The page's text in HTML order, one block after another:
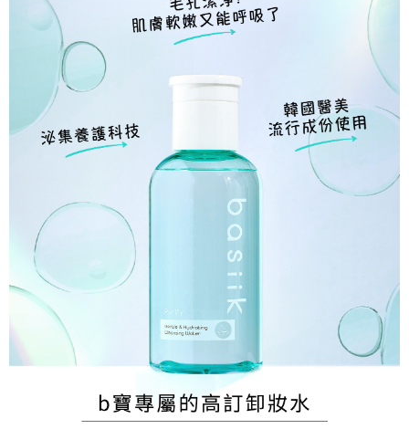
https://aftee.tw/terms/#terms3
３．未成年的使用者請事先徵得法定代理人或監護人之同意方可使用
「AFTEE先享後付」，若未經同意申辦者引起之損失，本公司不負相關責
４．使用「AFTEE先享後付」時，將依據個別帳號之用戶狀況，依本公司即
時審查核予不同之上限額度；若仍有額度不足之情形，本公司將視審查結果
請求用戶進行身份認證。
５．嚴禁一人註冊多個帳號或使用他人資訊註冊。若發現惡意使用之情形，
恩沛科技股份有限公司將有權停止該用戶之使用額度並採取法律行動。
每筆NT$120，滿NT$1,200(含以上)免運費
宅配(離島)
每筆NT$250
宇迅5-7工作天 查看運費